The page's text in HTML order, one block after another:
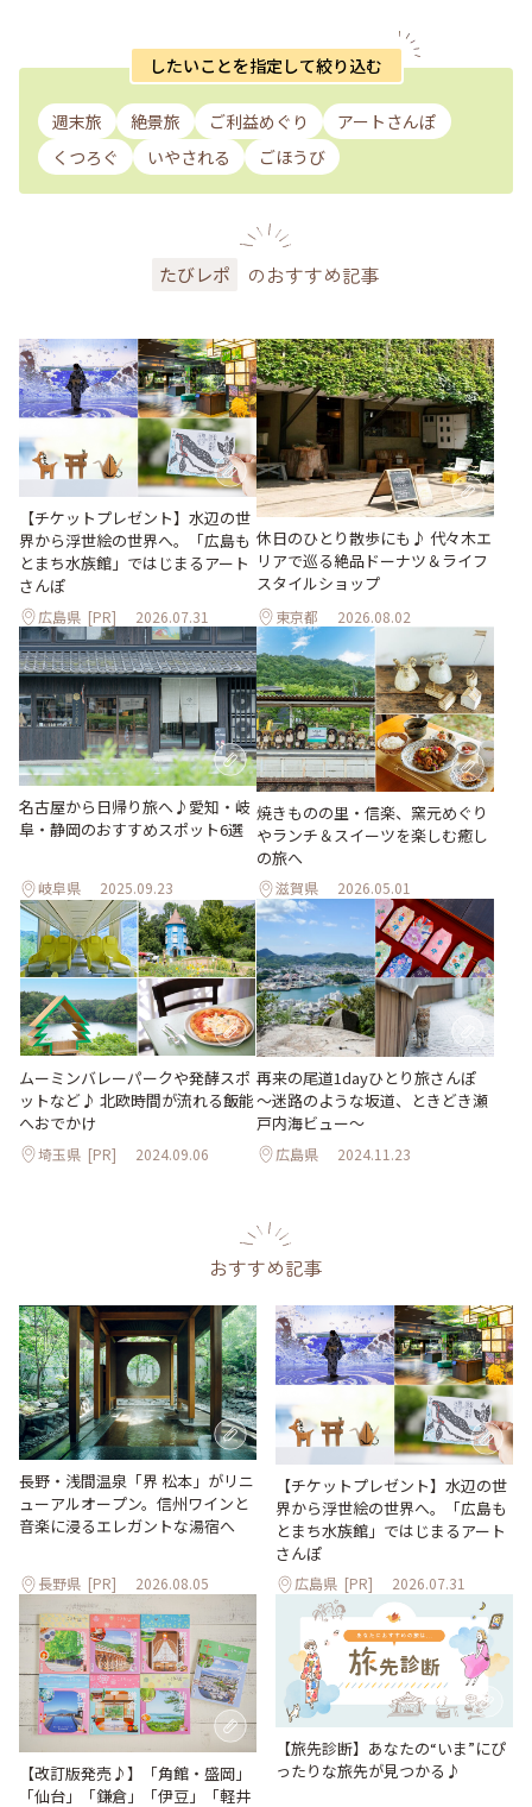
したいことを指定して絞り込む
週末旅 絶景旅 ご利益めぐり
アートさんぽ
くつろぐ
いやされる ごほうび
たびレポ のおすすめ記事
【チケットプレゼント】水辺の世
界から浮世絵の世界へ。「広島も
とまち水族館」ではじまるアート
さんぽ
広島県 [PR] 2026.07.31
休日のひとり散歩にも♪ 代々木エ
リアで巡る絶品ドーナツ＆ライフ
スタイルショップ
東京都 2026.08.02
名古屋から日帰り旅へ♪愛知・岐
阜・静岡のおすすめスポット6選
岐阜県 2025.09.23
焼きものの里・信楽、窯元めぐり
やランチ＆スイーツを楽しむ癒し
の旅へ
滋賀県 2026.05.01
ムーミンバレーパークや発酵スポ
ットなど♪ 北欧時間が流れる飯能
へおでかけ
埼玉県 [PR] 2024.09.06
再来の尾道1dayひとり旅さんぽ
～迷路のような坂道、ときどき瀬
戸内海ビュー～
広島県 2024.11.23
おすすめ記事
長野・浅間温泉「界 松本」がリニ
ューアルオープン。信州ワインと
音楽に浸るエレガントな湯宿へ
長野県 [PR] 2026.08.05
【チケットプレゼント】水辺の世
界から浮世絵の世界へ。「広島も
とまち水族館」ではじまるアート
さんぽ
広島県 [PR] 2026.07.31
【改訂版発売♪】「角館・盛岡」
「仙台」「鎌倉」「伊豆」「軽井
【旅先診断】あなたの“いま”にぴ
ったりな旅先が見つかる♪